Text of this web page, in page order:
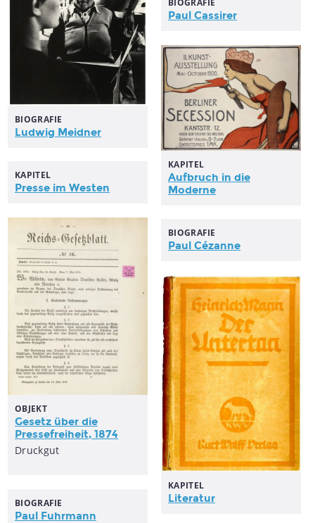
BIOGRAFIE
Ludwig Meidner
BIOGRAFIE
Paul Cassirer
KAPITEL
Aufbruch in die
Moderne
KAPITEL
Presse im Westen
OBJEKT
Gesetz über die
Pressefreiheit, 1874
Druckgut
BIOGRAFIE
Paul Cézanne
KAPITEL
Literatur
BIOGRAFIE
Paul Fuhrmann